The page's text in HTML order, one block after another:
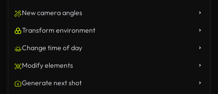
New camera angles
Transform environment
Change time of day
Modify elements
Generate next shot